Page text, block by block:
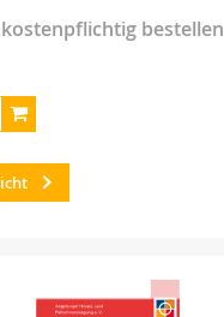
bestellen